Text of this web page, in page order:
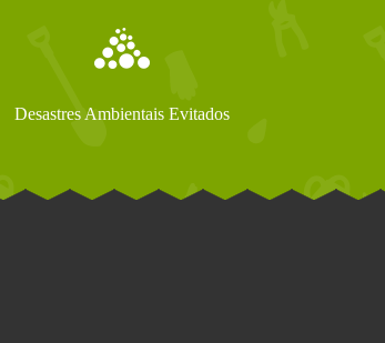
Desastres Ambientais Evitados